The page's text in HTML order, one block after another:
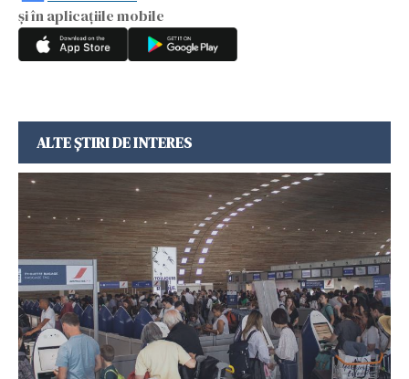
și în aplicațiile mobile
ALTE ȘTIRI DE INTERES